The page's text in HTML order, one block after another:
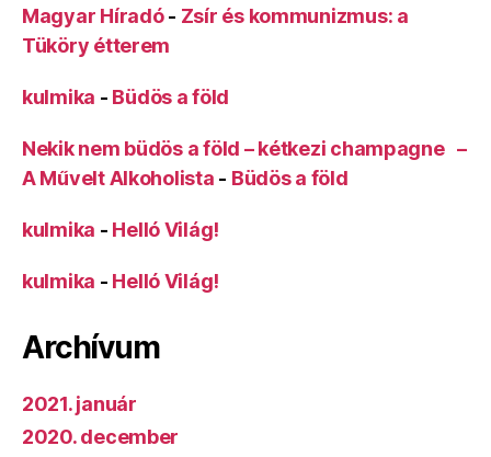
Magyar Híradó- Zsír és kommunizmus: a
Tüköry étterem
kulmika - Büdös a föld
Nekik nem büdös a föld – kétkezi champagne –
A Művelt Alkoholista - Büdös a föld
kulmika - Helló Világ!
kulmika - Helló Világ!
Archívum
2021. január
2020. december